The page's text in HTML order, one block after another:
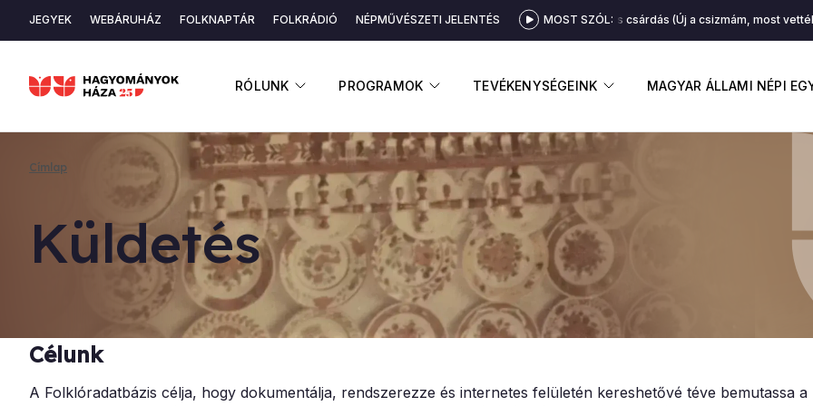
tartalomra
RÓLUNK ALMENÜ MEGNYITÁSA
PROGRAMOK ALMENÜ MEGNYITÁSA
TEVÉKENYSÉGEINK ALMENÜ MEGNYITÁSA
MAGYAR ÁLLAMI NÉPI
Másodlagos
JEGYEK WEBÁRUHÁZ FOLKNAPTÁR FOLKRÁDIÓ NÉPMŰVÉSZETI JELENTÉS MOST SZÓL:
Lassú és friss csárdás (Új a csizmám, most vették)
Címlap
Kül­de­tés
Célunk
A Folklóradatbázis célja, hogy dokumentálja, rendszerezze és internetes felületén kereshetővé téve bemutassa a